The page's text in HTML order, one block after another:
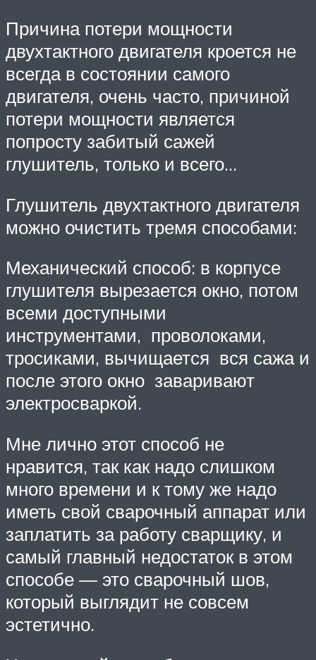
Причина потери мощности
двухтактного двигателя кроется не
всегда в состоянии самого
двигателя, очень часто, причиной
потери мощности является
попросту забитый сажей
глушитель, только и всего…
Глушитель двухтактного двигателя
можно очистить тремя способами:
Механический способ: в корпусе
глушителя вырезается окно, потом
всеми доступными
инструментами, проволоками,
тросиками, вычищается вся сажа и
после этого окно заваривают
электросваркой.
Мне лично этот способ не
нравится, так как надо слишком
много времени и к тому же надо
иметь свой сварочный аппарат или
заплатить за работу сварщику, и
самый главный недостаток в этом
способе — это сварочный шов,
который выглядит не совсем
эстетично.